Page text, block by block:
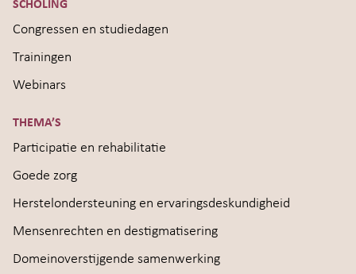
SCHOLING
Congressen en studiedagen
Trainingen
Webinars
THEMA’S
Participatie en rehabilitatie
Goede zorg
Herstelondersteuning en ervaringsdeskundigheid
Mensenrechten en destigmatisering
Domeinoverstijgende samenwerking